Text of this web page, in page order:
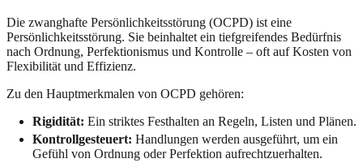
Die zwanghafte Persönlichkeitsstörung (OCPD) ist eine
Persönlichkeitsstörung. Sie beinhaltet ein tiefgreifendes Bedürfnis
nach Ordnung, Perfektionismus und Kontrolle – oft auf Kosten von
Flexibilität und Effizienz.
Zu den Hauptmerkmalen von OCPD gehören:
Rigidität: Ein striktes Festhalten an Regeln, Listen und Plänen.
Kontrollgesteuert: Handlungen werden ausgeführt, um ein
Gefühl von Ordnung oder Perfektion aufrechtzuerhalten.